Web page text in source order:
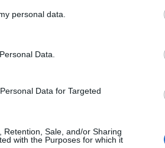
personal data.
Data.
Data for Targeted
Sale, and/or Sharing
with the Purposes for which it
codices